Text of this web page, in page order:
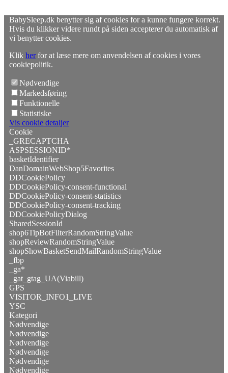
BabySleep.dk benytter sig af cookies for a kunne fungere korrekt.
Hvis du klikker videre rundt på siden accepterer du automatisk af
vi benytter cookies.
Klik her for at læse mere om anvendelsen af cookies i vores
cookiepolitik.
Nødvendige
Markedsføring
Funktionelle
Statistiske
Vis cookie detaljer
Cookie
_GRECAPTCHA
ASPSESSIONID*
basketIdentifier
DanDomainWebShop5Favorites
DDCookiePolicy
DDCookiePolicy-consent-functional
DDCookiePolicy-consent-statistics
DDCookiePolicy-consent-tracking
DDCookiePolicyDialog
SharedSessionId
shop6TipBotFilterRandomStringValue
shopReviewRandomStringValue
shopShowBasketSendMailRandomStringValue
_fbp
_ga*
_gat_gtag_UA(Viabill)
GPS
VISITOR_INFO1_LIVE
YSC
Kategori
Nødvendige
Nødvendige
Nødvendige
Nødvendige
Nødvendige
Nødvendige